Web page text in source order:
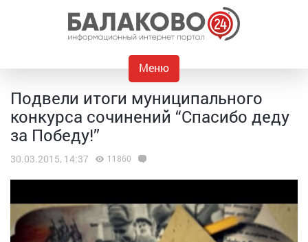
Меню
Подвели итоги муниципального
конкурса сочинений “Спасибо деду
за Победу!”
30.03.2015, 14:37 11860